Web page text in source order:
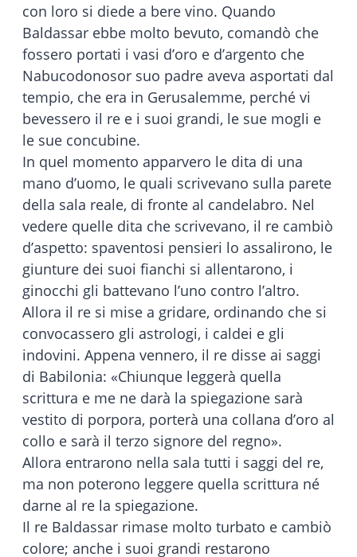
con loro si diede a bere vino. Quando
Baldassar ebbe molto bevuto, comandò che
fossero portati i vasi d’oro e d’argento che
Nabucodonosor suo padre aveva asportati dal
tempio, che era in Gerusalemme, perché vi
bevessero il re e i suoi grandi, le sue mogli e
le sue concubine.
In quel momento apparvero le dita di una
mano d’uomo, le quali scrivevano sulla parete
della sala reale, di fronte al candelabro. Nel
vedere quelle dita che scrivevano, il re cambiò
d’aspetto: spaventosi pensieri lo assalirono, le
giunture dei suoi fianchi si allentarono, i
ginocchi gli battevano l’uno contro l’altro.
Allora il re si mise a gridare, ordinando che si
convocassero gli astrologi, i caldei e gli
indovini. Appena vennero, il re disse ai saggi
di Babilonia: «Chiunque leggerà quella
scrittura e me ne darà la spiegazione sarà
vestito di porpora, porterà una collana d’oro al
collo e sarà il terzo signore del regno».
Allora entrarono nella sala tutti i saggi del re,
ma non poterono leggere quella scrittura né
darne al re la spiegazione.
Il re Baldassar rimase molto turbato e cambiò
colore; anche i suoi grandi restarono